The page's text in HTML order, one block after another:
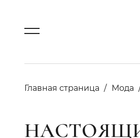
Главная страница Мода